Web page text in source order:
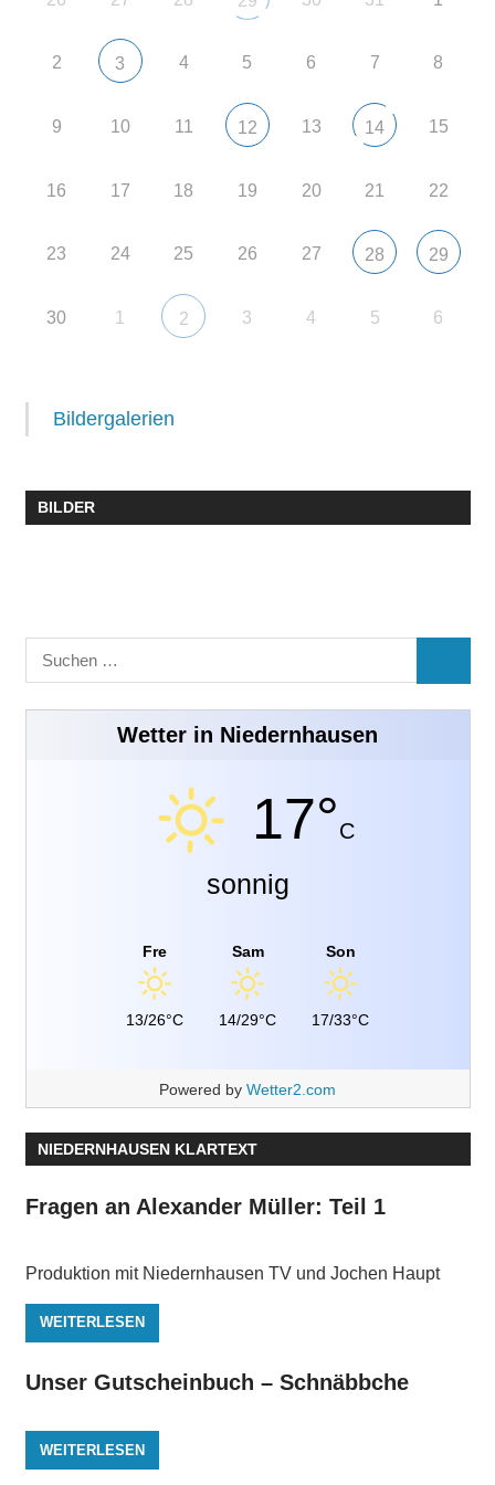
2 3 4 5 6 7 8
9 10 11 12 13 14 15
16 17 18 19 20 21 22
23 24 25 26 27 28 29
30 1 2 3 4 5 6
Bildergalerien
BILDER
Suchen
nach:
Wetter in Niedernhausen
17°C
sonnig
Fre
13/26°C
Sam
14/29°C
Son
17/33°C
Powered by Wetter2.com
NIEDERNHAUSEN KLARTEXT
Fragen an Alexander Müller: Teil 1
Produktion mit Niedernhausen TV und Jochen Haupt
WEITERLESEN
Unser Gutscheinbuch – Schnäbbche
WEITERLESEN